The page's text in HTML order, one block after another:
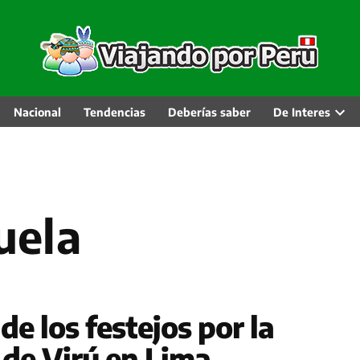
Nacional Tendencias Deberías saber De Interes
los festejos por la